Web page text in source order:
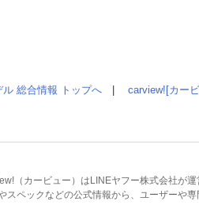
総合情報 トップへ carview![カー
（カービュー）はLINEヤフー株式会社が
スペックなどの公式情報から、ユーザーや